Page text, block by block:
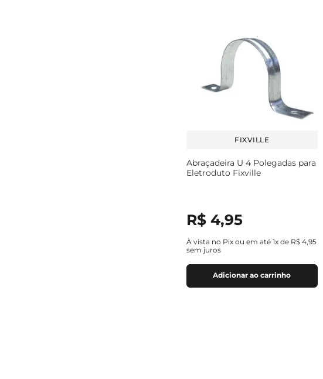
FIXVILLE
Abraçadeira U 4 Polegadas para
Eletroduto Fixville
R$ 4,95
À vista no Pix ou em até 1x de R$ 4,95
sem juros
Adicionar ao carrinho